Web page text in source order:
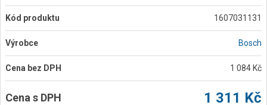
Kód produktu 1607031131
Výrobce Bosch
Cena bez DPH 1 084 Kč
Cena s DPH 1 311 Kč